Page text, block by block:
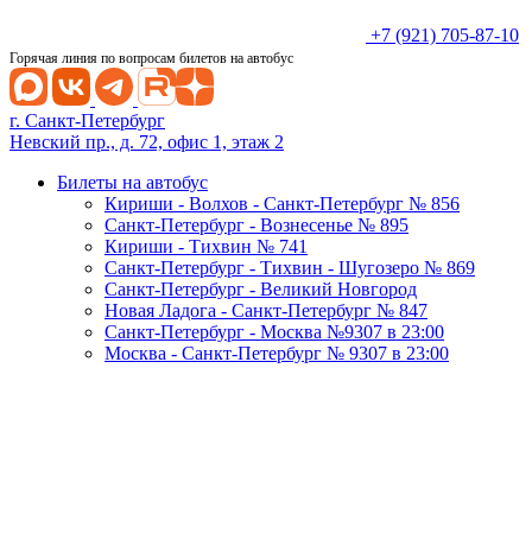
+7 (921) 705-87-10
Горячая линия по вопросам билетов на автобус
г. Санкт-Петербург
Невский пр., д. 72, офис 1, этаж 2
Билеты на автобус
Кириши - Волхов - Санкт-Петербург № 856
Санкт-Петербург - Вознесенье № 895
Кириши - Тихвин № 741
Санкт-Петербург - Тихвин - Шугозеро № 869
Санкт-Петербург - Великий Новгород
Новая Ладога - Санкт-Петербург № 847
Санкт-Петербург - Москва №9307 в 23:00
Москва - Санкт-Петербург № 9307 в 23:00